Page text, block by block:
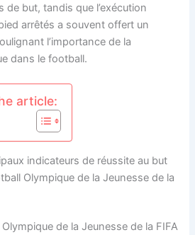
but, tandis que l’exécution
arrêtés a souvent offert un
l’importance de la
dans le football.
article:
indicateurs de réussite au but
Olympique de la Jeunesse de la
de la Jeunesse de la FIFA